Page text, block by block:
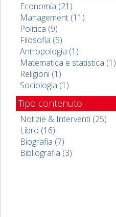
Economia (21)
Management (11)
Politica (9)
Filosofia (5)
Antropologia (1)
Matematica e statistica (1)
Religioni (1)
Sociologia (1)
Tipo contenuto
Notizie & Interventi (25)
Libro (16)
Biografia (7)
Bibliografia (3)